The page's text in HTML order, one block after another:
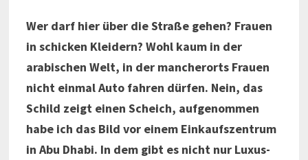
Wer darf hier über die Straße gehen? Frauen
in schicken Kleidern? Wohl kaum in der
arabischen Welt, in der mancherorts Frauen
nicht einmal Auto fahren dürfen. Nein, das
Schild zeigt einen Scheich, aufgenommen
habe ich das Bild vor einem Einkaufszentrum
in Abu Dhabi. In dem gibt es nicht nur Luxus-